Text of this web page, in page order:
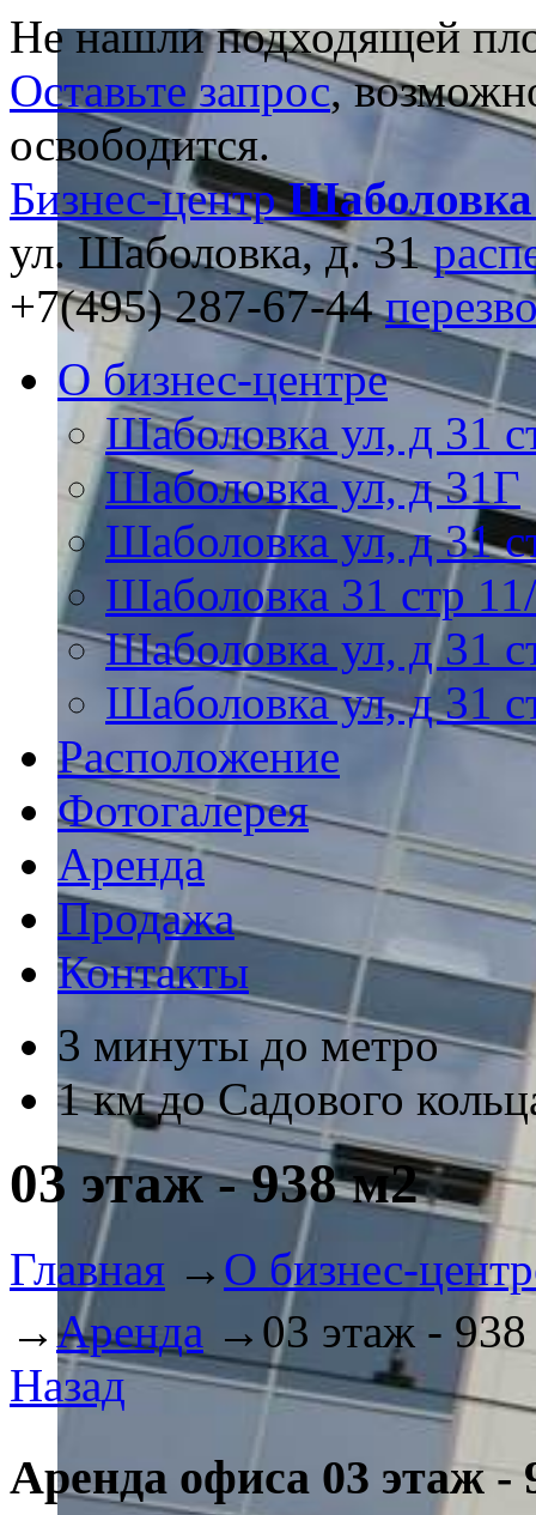
Не нашли подходящей
Оставьте запрос,
освободится.
Бизнес-центр
ул. Шаболовка, д. 31
+7(495) 287-67-44
О бизнес-центре
Шаболовка ул, д 31
Шаболовка ул, д 31Г
Шаболовка ул, д 31
Шаболовка 31 стр
Шаболовка ул, д 31
Шаболовка ул, д 31
Расположение
Фотогалерея
Аренда
Продажа
Контакты
3 минуты до метро
1 км до Садового
03 этаж - 938 м2
Главная → О бизнес-
→ Аренда → 03 этаж -
Назад
Аренда офиса 03 этаж -